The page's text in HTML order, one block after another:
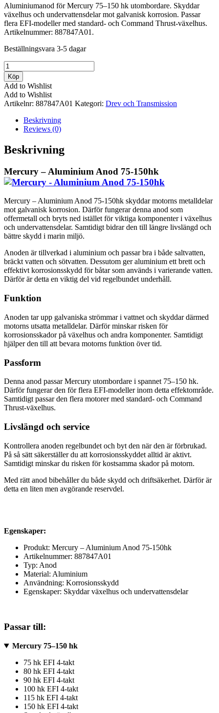
Aluminiumanod för Mercury 75–150 hk utombordare. Skyddar
växelhus och undervattensdelar mot galvanisk korrosion. Passar
flera EFI-modeller med standard- och Command Thrust-växelhus.
Artikelnummer: 887847A01.
Beställningsvara 3-5 dagar
Mercury
-
Aluminium
Anod
75-
150hk
mängd
Köp
Add to Wishlist
Add to Wishlist
Artikelnr: 887847A01 Kategori: Drev och Transmission
Beskrivning
Reviews (0)
Beskrivning
Mercury – Aluminium Anod 75-150hk
Mercury – Aluminium Anod 75-150hk skyddar motorns metalldelar
mot galvanisk korrosion. Därför fungerar denna anod som
offermetall och bryts ned istället för viktiga komponenter i växelhus
och undervattensdelar. Samtidigt bidrar den till längre livslängd och
bättre skydd i marin miljö.
Anoden är tillverkad i aluminium och passar bra i både saltvatten,
bräckt vatten och sötvatten. Dessutom ger aluminium ett brett och
effektivt korrosionsskydd för båtar som används i varierande vatten.
Därför är detta en viktig del vid regelbundet underhåll.
Funktion
Anoden tar upp galvaniska strömmar i vattnet och skyddar därmed
motorns utsatta metalldelar. Därför minskar risken för
korrosionsskador på växelhus och andra komponenter. Samtidigt
hjälper den till att bevara motorns funktion över tid.
Passform
Denna anod passar Mercury utombordare i spannet 75–150 hk.
Därför fungerar den för flera EFI-modeller inom detta effektområde.
Samtidigt passar den flera motorer med standard- och Command
Thrust-växelhus.
Livslängd och service
Kontrollera anoden regelbundet och byt den när den är förbrukad.
På så sätt säkerställer du att korrosionsskyddet alltid är aktivt.
Samtidigt minskar du risken för kostsamma skador på motorn.
Med rätt anod bibehåller du både skydd och driftsäkerhet. Därför är
detta en liten men avgörande reservdel.
Egenskaper:
Produkt: Mercury – Aluminium Anod 75-150hk
Artikelnummer: 887847A01
Typ: Anod
Material: Aluminium
Användning: Korrosionsskydd
Egenskaper: Skyddar växelhus och undervattensdelar
Passar till:
Mercury 75–150 hk
75 hk EFI 4-takt
80 hk EFI 4-takt
90 hk EFI 4-takt
100 hk EFI 4-takt
115 hk EFI 4-takt
150 hk EFI 4-takt